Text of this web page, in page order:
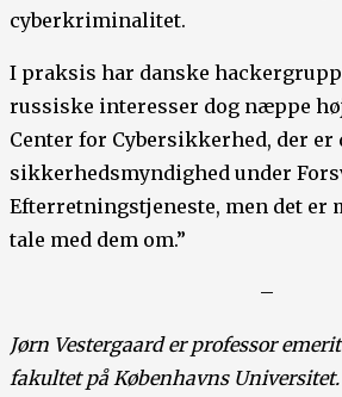
cyberkriminalitet.
I praksis har danske
russiske interesser dog næppe
Center for Cybersikkerhed, der
sikkerhedsmyndighed under
Efterretningstjeneste, men det er
tale med dem om.”
–
Jørn Vestergaard er professor
fakultet på Københavns